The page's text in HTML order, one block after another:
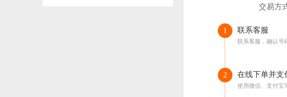
交易方
1 联系客服
联系客服，确认号
2 在线下单并支
使用微信、支付宝